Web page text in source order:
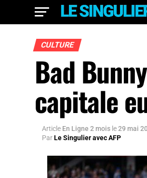
CULTURE
Bad
capitale
Article En Ligne 2 mois le29 mai
ParLe Singulier avec AFP